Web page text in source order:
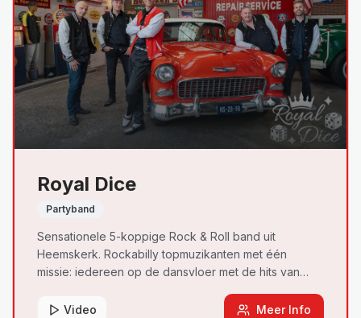
Royal Dice
Partyband
Sensationele 5-koppige Rock & Roll band uit
Heemskerk. Rockabilly topmuzikanten met één
missie: iedereen op de dansvloer met de hits van
Video
Meer Info